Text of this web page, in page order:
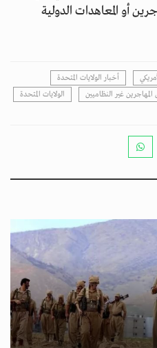
أو المعاهدات الدولية
أخبار الولايات المتحدة
غير النظاميين
الولايات المتحدة